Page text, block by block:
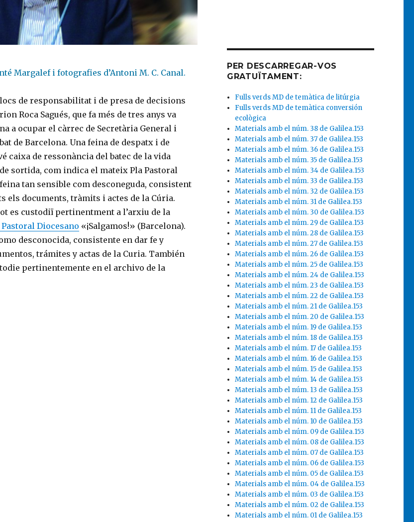
Margalef i fotografies d’Antoni M. C. Canal.
de responsabilitat i de presa de decisions
Roca Sagués, que fa més de tres anys va
a ocupar el càrrec de Secretària General i
de Barcelona. Una feina de despatx i de
caixa de ressonància del batec de la vida
sortida, com indica el mateix Pla Pastoral
tan sensible com desconeguda, consistent
els documents, tràmits i actes de la Cúria.
es custodiï pertinentment a l’arxiu de la
Diocesano «¡Salgamos!» (Barcelona).
desconocida, consistente en dar fe y
trámites y actas de la Curia. También
pertinentemente en el archivo de la
Roca: mujeres en lugares de responsabilidad en la Iglesia»
PER DESCARREGAR-VOS
GRATUÏTAMENT:
Fulls verds MD de temàtica de litúrgia
Fulls verds MD de temàtica conversión
ecològica
Materials amb el núm. 38 de Galilea.153
Materials amb el núm. 37 de Galilea.153
Materials amb el núm. 36 de Galilea.153
Materials amb el núm. 35 de Galilea.153
Materials amb el núm. 34 de Galilea.153
Materials amb el núm. 33 de Galilea.153
Materials amb el núm. 32 de Galilea.153
Materials amb el núm. 31 de Galilea.153
Materials amb el núm. 30 de Galilea.153
Materials amb el núm. 29 de Galilea.153
Materials amb el núm. 28 de Galilea.153
Materials amb el núm. 27 de Galilea.153
Materials amb el núm. 26 de Galilea.153
Materials amb el núm. 25 de Galilea.153
Materials amb el núm. 24 de Galilea.153
Materials amb el núm. 23 de Galilea.153
Materials amb el núm. 22 de Galilea.153
Materials amb el núm. 21 de Galilea.153
Materials amb el núm. 20 de Galilea.153
Materials amb el núm. 19 de Galilea.153
Materials amb el núm. 18 de Galilea.153
Materials amb el núm. 17 de Galilea.153
Materials amb el núm. 16 de Galilea.153
Materials amb el núm. 15 de Galilea.153
Materials amb el núm. 14 de Galilea.153
Materials amb el núm. 13 de Galilea.153
Materials amb el núm. 12 de Galilea.153
Materials amb el núm. 11 de Galilea.153
Materials amb el núm. 10 de Galilea.153
Materials amb el núm. 09 de Galilea.153
Materials amb el núm. 08 de Galilea.153
Materials amb el núm. 07 de Galilea.153
Materials amb el núm. 06 de Galilea.153
Materials amb el núm. 05 de Galilea.153
Materials amb el núm. 04 de Galilea.153
Materials amb el núm. 03 de Galilea.153
Materials amb el núm. 02 de Galilea.153
Materials amb el núm. 01 de Galilea.153